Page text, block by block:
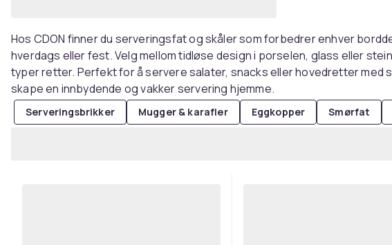
Hos CDON finner du serveringsfat og skåler som forbedrer enhver
hverdags eller fest. Velg mellom tidløse design i porselen, glass eller
typer retter. Perfekt for å servere salater, snacks eller hovedretter med
skape en innbydende og vakker servering hjemme.
Serveringsbrikker Mugger & karafler Eggkopper Smørfat